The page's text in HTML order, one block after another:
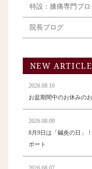
特設：膝痛専門ブロ
院長ブログ
NEW ARTICLE
2026.08.10
お盆期間中のお休みの
2026.08.09
8月9日は「鍼灸の日」
ポート